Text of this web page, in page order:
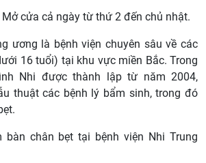
Mở cửa cả ngày từ thứ 2 đến chủ nhật.
ương là bệnh viện chuyên sâu về các
16 tuổi) tại khu vực miền Bắc. Trong
Nhi được thành lập từ năm 2004,
thuật các bệnh lý bẩm sinh, trong đó
bàn chân bẹt tại bệnh viện Nhi Trung